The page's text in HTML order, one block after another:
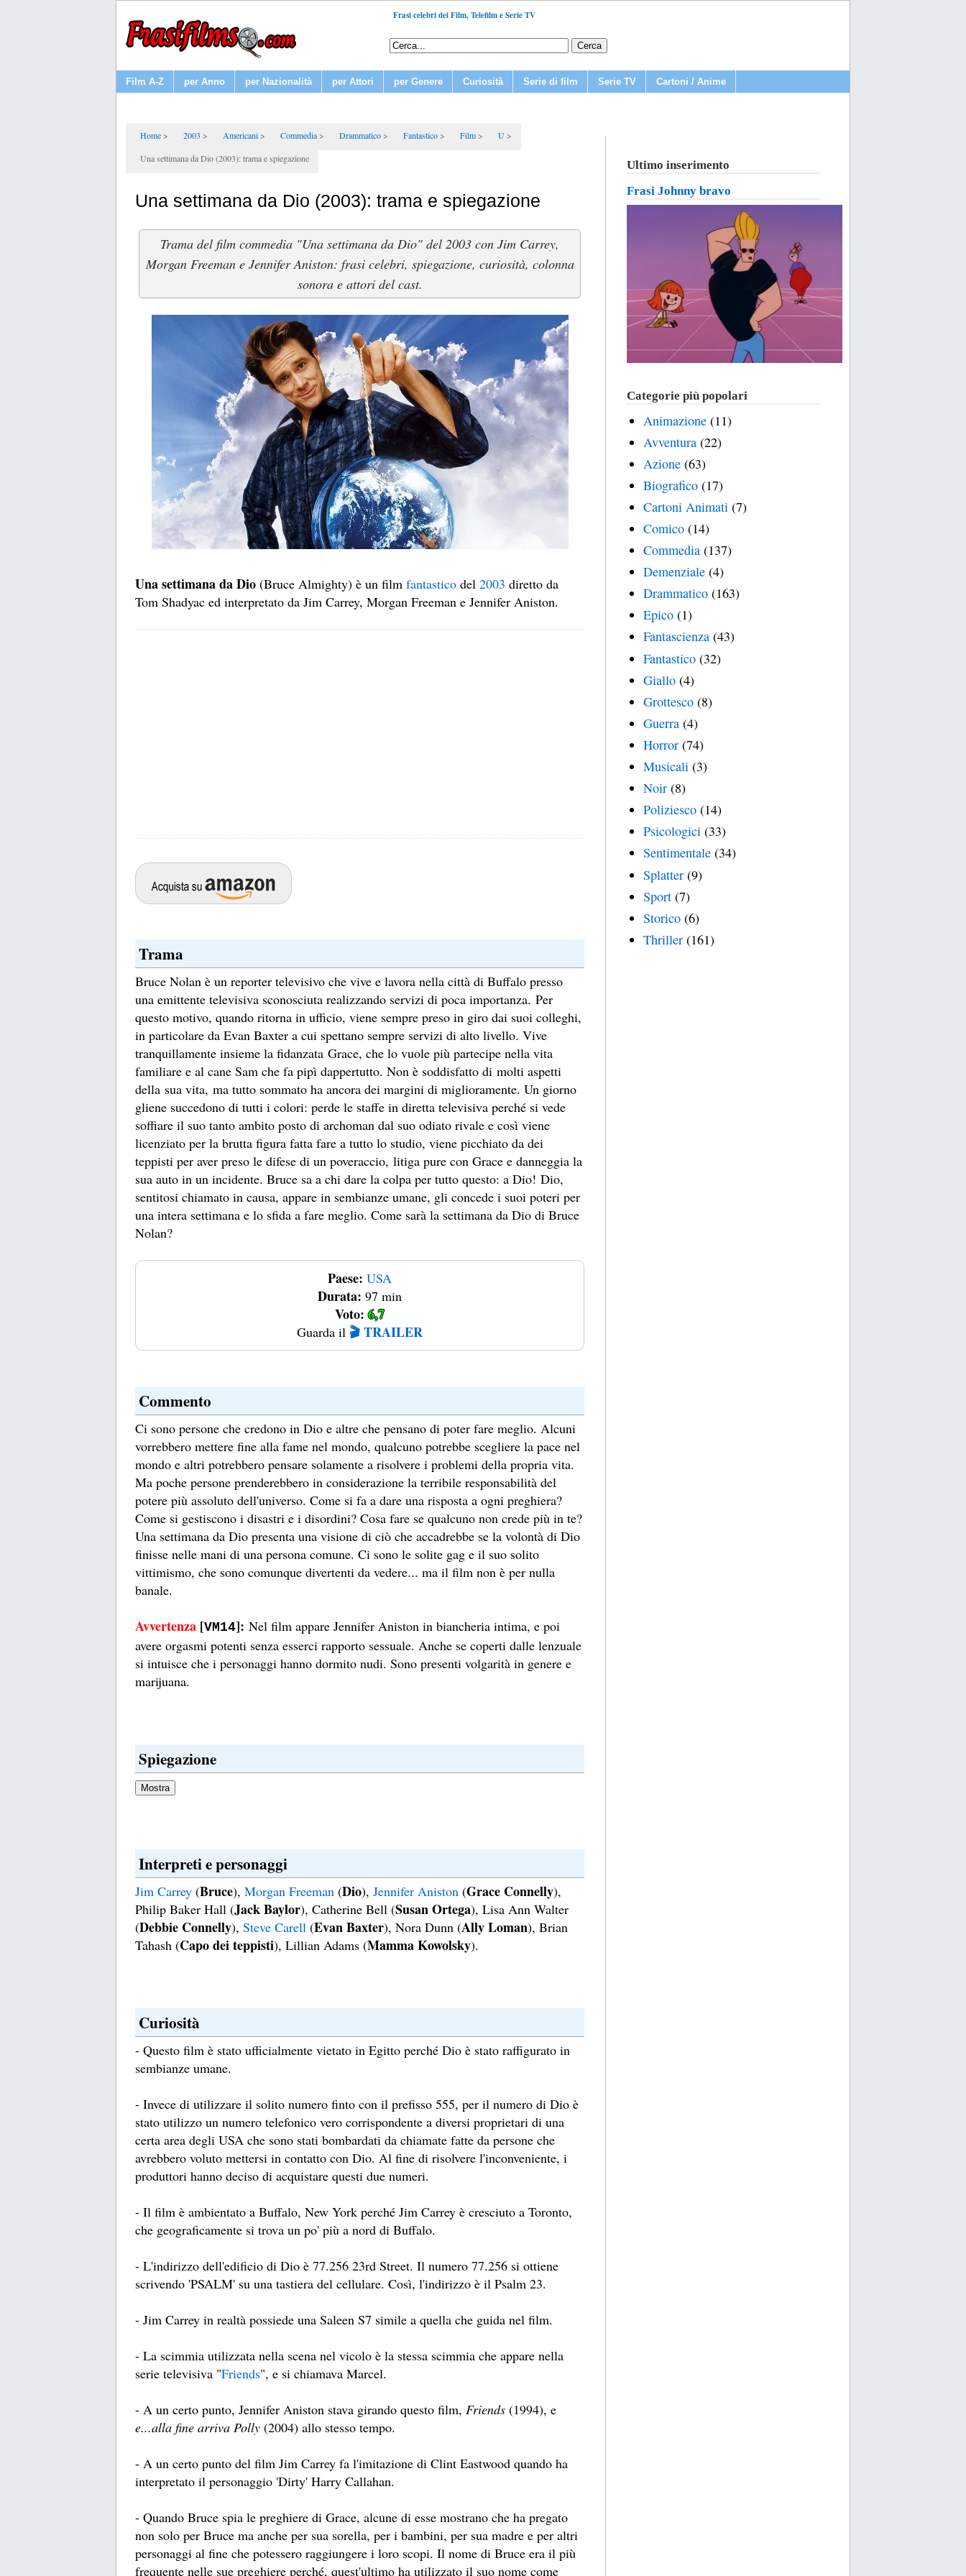
Frasi celebri dei Film, Telefilm e Serie TV
Film A-Z per Anno per Nazionalità per Attori per Genere Curiosità Serie di film Serie TV Cartoni / Anime
Home 2003 Americani Commedia Drammatico Fantastico Film
U
Una settimana da Dio (2003): trama e spiegazione
Una settimana da Dio (2003): trama e spiegazione
Trama del film commedia "Una settimana da Dio" del 2003 con Jim Carrey,
Morgan Freeman e Jennifer Aniston: frasi celebri, spiegazione, curiosità, colonna
sonora e attori del cast.
Una settimana da Dio (Bruce Almighty) è un film fantastico del 2003 diretto da
Tom Shadyac ed interpretato da Jim Carrey, Morgan Freeman e Jennifer Aniston.
Trama
Bruce Nolan è un reporter televisivo che vive e lavora nella città di Buffalo presso
una emittente televisiva sconosciuta realizzando servizi di poca importanza. Per
questo motivo, quando ritorna in ufficio, viene sempre preso in giro dai suoi colleghi,
in particolare da Evan Baxter a cui spettano sempre servizi di alto livello. Vive
tranquillamente insieme la fidanzata Grace, che lo vuole più partecipe nella vita
familiare e al cane Sam che fa pipì dappertutto. Non è soddisfatto di molti aspetti
della sua vita, ma tutto sommato ha ancora dei margini di miglioramente. Un giorno
gliene succedono di tutti i colori: perde le staffe in diretta televisiva perché si vede
soffiare il suo tanto ambito posto di archoman dal suo odiato rivale e così viene
licenziato per la brutta figura fatta fare a tutto lo studio, viene picchiato da dei
teppisti per aver preso le difese di un poveraccio, litiga pure con Grace e danneggia la
sua auto in un incidente. Bruce sa a chi dare la colpa per tutto questo: a Dio! Dio,
sentitosi chiamato in causa, appare in sembianze umane, gli concede i suoi poteri per
una intera settimana e lo sfida a fare meglio. Come sarà la settimana da Dio di Bruce
Nolan?
Paese: USA
Durata: 97 min
Voto: 6,7
Guarda il 🎬 TRAILER
Commento
Ci sono persone che credono in Dio e altre che pensano di poter fare meglio. Alcuni
vorrebbero mettere fine alla fame nel mondo, qualcuno potrebbe scegliere la pace nel
mondo e altri potrebbero pensare solamente a risolvere i problemi della propria vita.
Ma poche persone prenderebbero in considerazione la terribile responsabilità del
potere più assoluto dell'universo. Come si fa a dare una risposta a ogni preghiera?
Come si gestiscono i disastri e i disordini? Cosa fare se qualcuno non crede più in te?
Una settimana da Dio presenta una visione di ciò che accadrebbe se la volontà di Dio
finisse nelle mani di una persona comune. Ci sono le solite gag e il suo solito
vittimismo, che sono comunque divertenti da vedere... ma il film non è per nulla
banale.
Avvertenza [VM14]: Nel film appare Jennifer Aniston in biancheria intima, e poi
avere orgasmi potenti senza esserci rapporto sessuale. Anche se coperti dalle lenzuale
si intuisce che i personaggi hanno dormito nudi. Sono presenti volgarità in genere e
marijuana.
Spiegazione
Interpreti e personaggi
Jim Carrey (Bruce), Morgan Freeman (Dio), Jennifer Aniston (Grace Connelly),
Philip Baker Hall (Jack Baylor), Catherine Bell (Susan Ortega), Lisa Ann Walter
(Debbie Connelly), Steve Carell (Evan Baxter), Nora Dunn (Ally Loman), Brian
Tahash (Capo dei teppisti), Lillian Adams (Mamma Kowolsky).
Curiosità
- Questo film è stato ufficialmente vietato in Egitto perché Dio è stato raffigurato in
sembianze umane.
- Invece di utilizzare il solito numero finto con il prefisso 555, per il numero di Dio è
stato utilizzo un numero telefonico vero corrispondente a diversi proprietari di una
certa area degli USA che sono stati bombardati da chiamate fatte da persone che
avrebbero voluto mettersi in contatto con Dio. Al fine di risolvere l'inconveniente, i
produttori hanno deciso di acquistare questi due numeri.
- Il film è ambientato a Buffalo, New York perché Jim Carrey è cresciuto a Toronto,
che geograficamente si trova un po' più a nord di Buffalo.
- L'indirizzo dell'edificio di Dio è 77.256 23rd Street. Il numero 77.256 si ottiene
scrivendo 'PSALM' su una tastiera del cellulare. Così, l'indirizzo è il Psalm 23.
- Jim Carrey in realtà possiede una Saleen S7 simile a quella che guida nel film.
- La scimmia utilizzata nella scena nel vicolo è la stessa scimmia che appare nella
serie televisiva "Friends", e si chiamava Marcel.
- A un certo punto, Jennifer Aniston stava girando questo film, Friends (1994), e
e...alla fine arriva Polly (2004) allo stesso tempo.
- A un certo punto del film Jim Carrey fa l'imitazione di Clint Eastwood quando ha
interpretato il personaggio 'Dirty' Harry Callahan.
- Quando Bruce spia le preghiere di Grace, alcune di esse mostrano che ha pregato
non solo per Bruce ma anche per sua sorella, per i bambini, per sua madre e per altri
personaggi al fine che potessero raggiungere i loro scopi. Il nome di Bruce era il più
frequente nelle sue preghiere perché, quest'ultimo ha utilizzato il suo nome come
Ultimo inserimento
Frasi Johnny bravo
Categorie più popolari
Animazione (11)
Avventura (22)
Azione (63)
Biografico (17)
Cartoni Animati (7)
Comico (14)
Commedia (137)
Demenziale (4)
Drammatico (163)
Epico (1)
Fantascienza (43)
Fantastico (32)
Giallo (4)
Grottesco (8)
Guerra (4)
Horror (74)
Musicali (3)
Noir (8)
Poliziesco (14)
Psicologici (33)
Sentimentale (34)
Splatter (9)
Sport (7)
Storico (6)
Thriller (161)